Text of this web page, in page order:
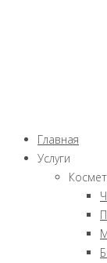
Главная
Услуги